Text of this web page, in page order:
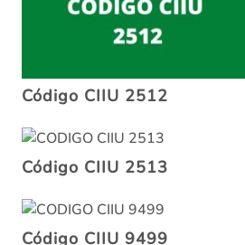
Código CIIU 2512
Código CIIU 2513
Código CIIU 9499